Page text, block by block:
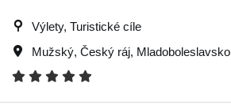
Výlety, Turistické cíle
Mužský, Český ráj, Mladoboleslavsko